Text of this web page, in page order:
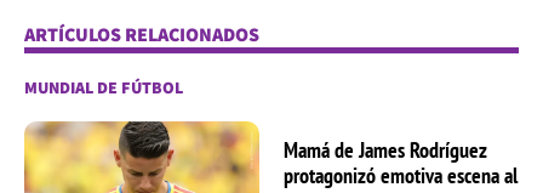
ARTÍCULOS RELACIONADOS
MUNDIAL DE FÚTBOL
Mamá de James Rodríguez
protagonizó emotiva escena al